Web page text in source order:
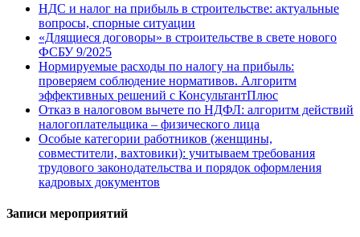
НДС и налог на прибыль в строительстве: актуальные
вопросы, спорные ситуации
«Длящиеся договоры» в строительстве в свете нового
ФСБУ 9/2025
Нормируемые расходы по налогу на прибыль:
проверяем соблюдение нормативов. Алгоритм
эффективных решений с КонсультантПлюс
Отказ в налоговом вычете по НДФЛ: алгоритм действий
налогоплательщика – физического лица
Особые категории работников (женщины,
совместители, вахтовики): учитываем требования
трудового законодательства и порядок оформления
кадровых документов
Записи мероприятий